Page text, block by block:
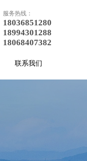
服务热线：
18036851280
18994301288
18068407382
联系我们